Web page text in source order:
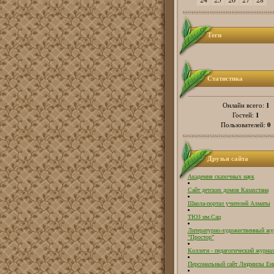
Теги
Статистика
Онлайн всего: 1
Гостей: 1
Пользователей: 0
Друзья сайта
Академия сказочных наук
Сайт детских домов Казахстана
Школа-портал учителей Алматы
ТЮЗ им.Сац
Литературно-художественный
"Простор"
Коллеги - педагогический
Персональный сайт Людмилы